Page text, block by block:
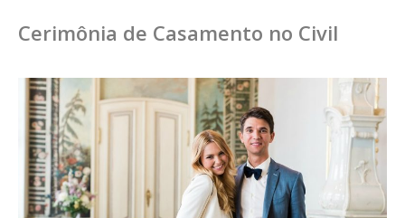
Cerimônia de Casamento no Civil